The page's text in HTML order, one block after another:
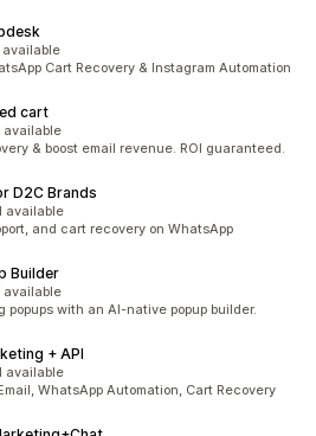
106
available
Cart Recovery & Instagram Automation
cart
152
available
& boost email revenue. ROI guaranteed.
D2C Brands
388
available
and cart recovery on WhatsApp
Builder
417
available
with an AI-native popup builder.
+ API
208
available
WhatsApp Automation, Cart Recovery